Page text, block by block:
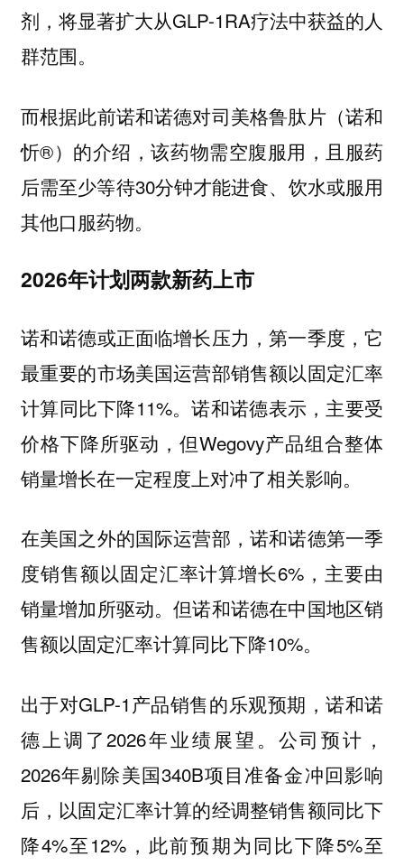
剂，将显著扩大从GLP-1RA疗法中获益的人
群范围。
而根据此前诺和诺德对司美格鲁肽片（诺和
忻®）的介绍，该药物需空腹服用，且服药
后需至少等待30分钟才能进食、饮水或服用
其他口服药物。
2026年计划两款新药上市
诺和诺德或正面临增长压力，第一季度，它
最重要的市场美国运营部销售额以固定汇率
计算同比下降11%。诺和诺德表示，主要受
价格下降所驱动，但Wegovy产品组合整体
销量增长在一定程度上对冲了相关影响。
在美国之外的国际运营部，诺和诺德第一季
度销售额以固定汇率计算增长6%，主要由
销量增加所驱动。但诺和诺德在中国地区销
售额以固定汇率计算同比下降10%。
出于对GLP-1产品销售的乐观预期，诺和诺
德上调了2026年业绩展望。公司预计，
2026年剔除美国340B项目准备金冲回影响
后，以固定汇率计算的经调整销售额同比下
降4%至12%，此前预期为同比下降5%至